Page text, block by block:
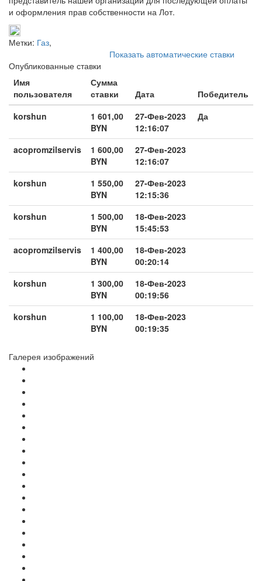
и оформления прав собственности на Лот.
Метки: Газ,
Показать автоматические ставки
Опубликованные ставки
Имя
пользователя
Сумма
ставки
Дата
Победитель
korshun
1 601,00
BYN
27-Фев-2023
12:16:07
Да
acopromzilservis
1 600,00
BYN
27-Фев-2023
12:16:07
korshun
1 550,00
BYN
27-Фев-2023
12:15:36
korshun
1 500,00
BYN
18-Фев-2023
15:45:53
acopromzilservis
1 400,00
BYN
18-Фев-2023
00:20:14
korshun
1 300,00
BYN
18-Фев-2023
00:19:56
korshun
1 100,00
BYN
18-Фев-2023
00:19:35
Галерея изображений